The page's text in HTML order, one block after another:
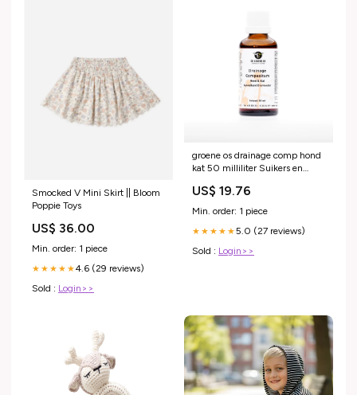
Smocked V Mini Skirt || Bloom
Poppie Toys
US$ 36.00
Min. order: 1 piece
★★★★★4.6 (29 reviews)
Sold : Login>>
groene os drainage comp hond
kat 50 milliliter Suikers en
US$ 19.76
Min. order: 1 piece
★★★★★5.0 (27 reviews)
Sold : Login>>